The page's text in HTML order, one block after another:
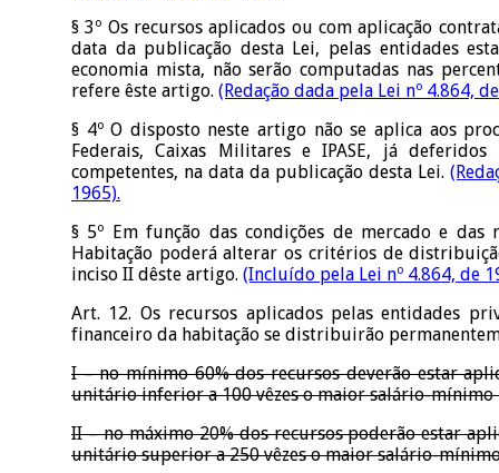
§ 3º Os recursos aplicados ou com aplicação
data da publicação desta Lei, pelas entidades
economia mista, não serão computadas nas
refere êste artigo. (Redação dada pela Lei nº 4.864,
§ 4º O disposto neste artigo não se aplica aos
Federais, Caixas Militares e IPASE, já
competentes, na data da publicação desta Lei.
1965).
§ 5º Em função das condições de mercado e das
Habitação poderá alterar os critérios de
inciso II dêste artigo. (Incluído pela Lei nº 4.864, de
Art. 12. Os recursos aplicados pelas entidades
financeiro da habitação se distribuirão
I – no mínimo 60% dos recursos deverão estar
unitário inferior a 100 vêzes o maior salário-mínimo
II – no máximo 20% dos recursos poderão estar
unitário superior a 250 vêzes o maior salário-